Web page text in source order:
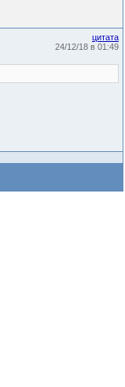
цитата
24/12/18 в 01:49